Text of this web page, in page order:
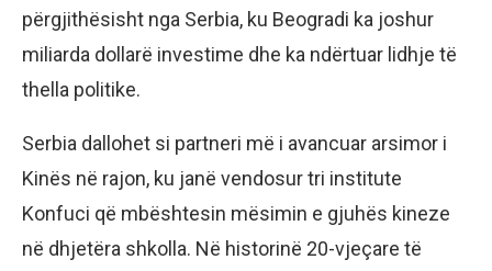
përgjithësisht nga Serbia, ku Beogradi ka joshur
miliarda dollarë investime dhe ka ndërtuar lidhje të
thella politike.
Serbia dallohet si partneri më i avancuar arsimor i
Kinës në rajon, ku janë vendosur tri institute
Konfuci që mbështesin mësimin e gjuhës kineze
në dhjetëra shkolla. Në historinë 20-vjeçare të